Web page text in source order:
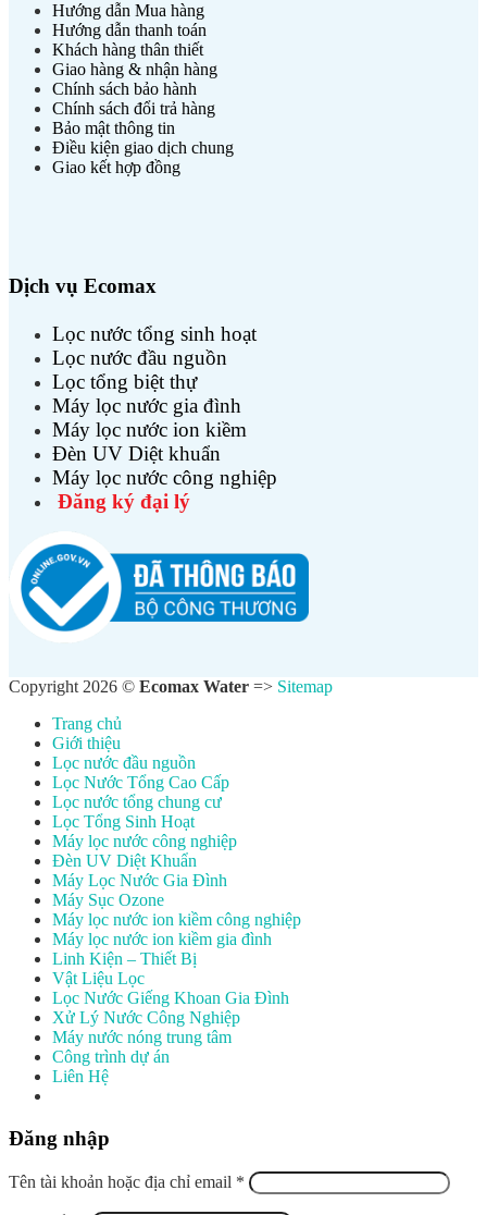
Hướng dẫn Mua hàng
Hướng dẫn thanh toán
Khách hàng thân thiết
Giao hàng & nhận hàng
Chính sách bảo hành
Chính sách đổi trả hàng
Bảo mật thông tin
Điều kiện giao dịch chung
Giao kết hợp đồng
Dịch vụ Ecomax
Lọc nước tổng sinh hoạt
Lọc nước đầu nguồn
Lọc tổng biệt thự
Máy lọc nước gia đình
Máy lọc nước ion kiềm
Đèn UV Diệt khuẩn
Máy lọc nước công nghiệp
Đăng ký đại lý
Copyright 2026 © Ecomax Water => Sitemap
Trang chủ
Giới thiệu
Lọc nước đầu nguồn
Lọc Nước Tổng Cao Cấp
Lọc nước tổng chung cư
Lọc Tổng Sinh Hoạt
Máy lọc nước công nghiệp
Đèn UV Diệt Khuẩn
Máy Lọc Nước Gia Đình
Máy Sục Ozone
Máy lọc nước ion kiềm công nghiệp
Máy lọc nước ion kiềm gia đình
Linh Kiện – Thiết Bị
Vật Liệu Lọc
Lọc Nước Giếng Khoan Gia Đình
Xử Lý Nước Công Nghiệp
Máy nước nóng trung tâm
Công trình dự án
Liên Hệ
Đăng nhập
Tên tài khoản hoặc địa chỉ email *